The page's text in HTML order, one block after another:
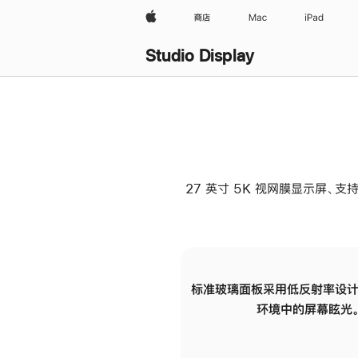
Apple 商店 Mac iPad
Studio Display
27 英寸 5K 视网膜显示屏、支
标准玻璃面板采用低反射率设
环境中的屏幕眩光